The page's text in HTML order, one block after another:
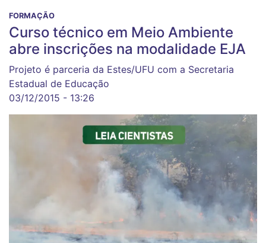
FORMAÇÃO
Curso técnico em Meio Ambiente
abre inscrições na modalidade EJA
Projeto é parceria da Estes/UFU com a Secretaria
Estadual de Educação
03/12/2015 - 13:26